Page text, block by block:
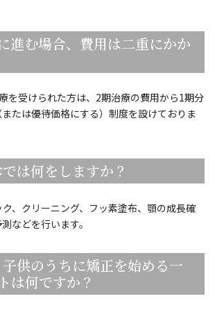
進む場合、費用は二重にかか
を受けられた方は、2期治療の費用から1期分
たは優待価格にする）制度を設けておりま
は何をしますか？
、クリーニング、フッ素塗布、顎の成長確
などを行います。
供のうちに矯正を始める一
は何ですか？